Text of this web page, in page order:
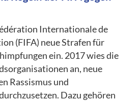
Internationale de
(FIFA) neue Strafen für
ein. 2017 wies die
an, neue
Rassismus und
Dazu gehören